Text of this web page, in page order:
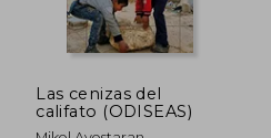
Las cenizas del
califato (ODISEAS)